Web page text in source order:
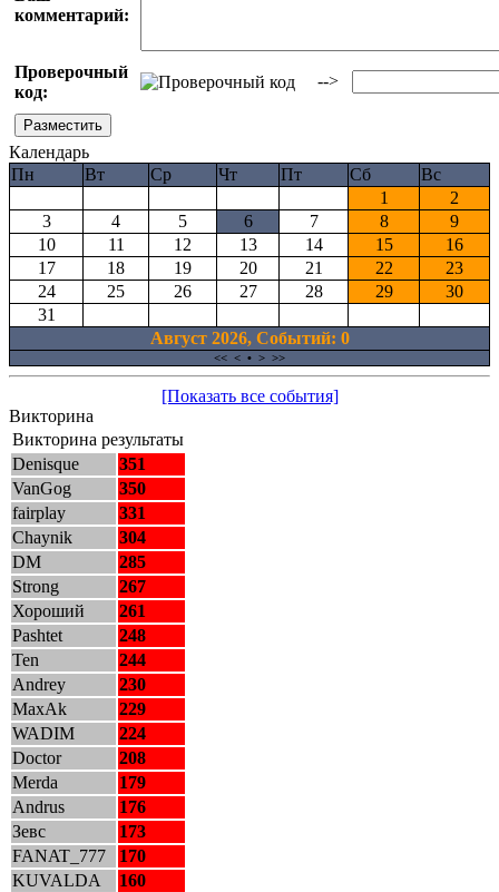
комментарий:
Проверочный
код:
-->
Календарь
Пн
Вт Ср Чт Пт Сб
Вс
1
2
3
4 5 6 7 8
9
10
11 12 13 14 15
16
17
18 19 20 21 22
23
24
25 26 27 28 29
30
31
Август 2026, Cобытий: 0
<< < • > >>
[Показать все события]
Викторина
Викторина результаты
Denisque
351
VanGog
350
fairplay
331
Chaynik
304
DM
285
Strong
267
Хороший
261
Pashtet
248
Ten
244
Andrey
230
MaxAk
229
WADIM
224
Doctor
208
Merda
179
Andrus
176
Зевс
173
FANAT_777
170
KUVALDA
160